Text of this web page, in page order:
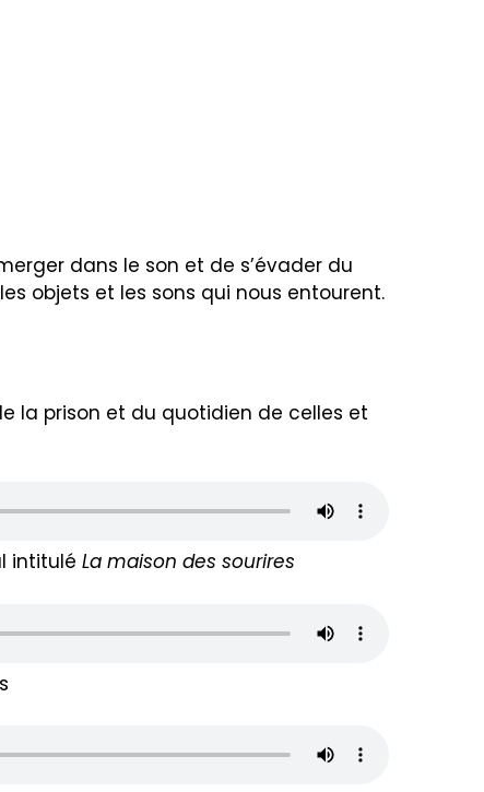
dans le son et de s’évader du
objets et les sons qui nous entourent.
la prison et du quotidien de celles et
intitulé La maison des sourires